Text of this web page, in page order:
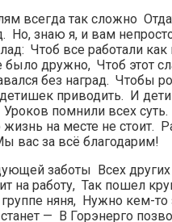
всегда так сложно
Но, знаю я, и вам
Чтоб все работали
было дружно, Чтоб этот
без наград. Чтобы
приводить. И дети
Уроков помнили всех
на месте не стоит.
вас за всё благодарим!
заботы Всех других
на работу, Так пошел
няня, Нужно кем-
— В Горэнерго